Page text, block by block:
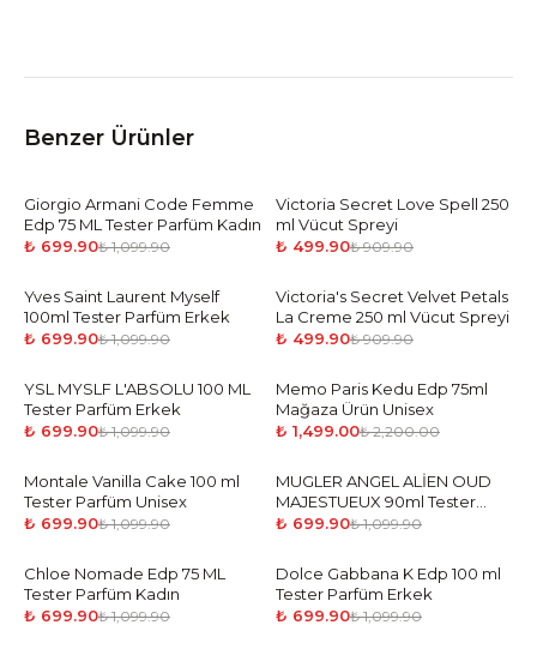
Benzer Ürünler
-36%
Giorgio Armani Code Femme
Edp 75 ML Tester Parfüm Kadın
₺ 699.90₺ 1,099.90
-45%
Victoria Secret Love Spell 250
ml Vücut Spreyi
₺ 499.90₺ 909.90
-36%
Yves Saint Laurent Myself
100ml Tester Parfüm Erkek
₺ 699.90₺ 1,099.90
-45%
Victoria's Secret Velvet Petals
La Creme 250 ml Vücut Spreyi
₺ 499.90₺ 909.90
- 36%
YSL MYSLF L'ABSOLU 100 ML
Tester Parfüm Erkek
₺ 699.90₺ 1,099.90
-32%
Memo Paris Kedu Edp 75ml
Mağaza Ürün Unisex
₺ 1,499.00₺ 2,200.00
-36%
Montale Vanilla Cake 100 ml
Tester Parfüm Unisex
₺ 699.90₺ 1,099.90
-36 %
MUGLER ANGEL ALİEN OUD
MAJESTUEUX 90ml Tester
Parfüm Kadın
₺ 699.90₺ 1,099.90
-36%
Chloe Nomade Edp 75 ML
Tester Parfüm Kadın
₺ 699.90₺ 1,099.90
-36%
Dolce Gabbana K Edp 100 ml
Tester Parfüm Erkek
₺ 699.90₺ 1,099.90